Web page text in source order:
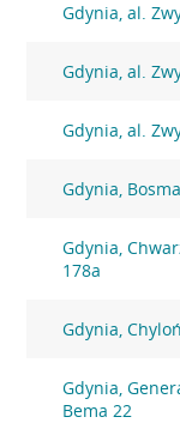
Gdynia, al.
Gdynia, al.
Gdynia, al.
Gdynia,
Gdynia,
178a
Gdynia,
Gdynia,
Bema 22